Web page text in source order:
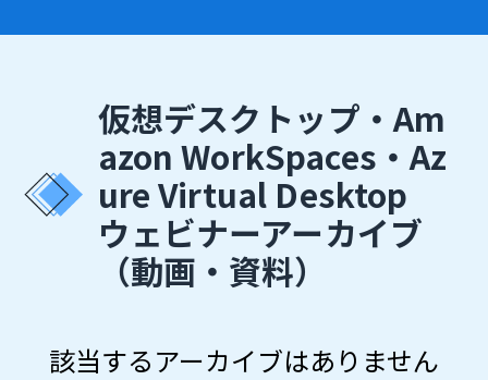
仮想デスクトップ・Am
azon WorkSpaces・Az
ure Virtual Desktop
ウェビナーアーカイブ
（動画・資料）
該当するアーカイブはありません